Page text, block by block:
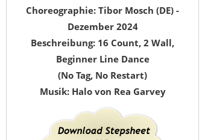
Choreographie: Tibor Mosch (DE) -
Dezember 2024
Beschreibung: 16 Count, 2 Wall,
Beginner Line Dance
(No Tag, No Restart)
Musik: Halo von Rea Garvey